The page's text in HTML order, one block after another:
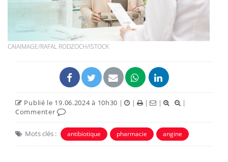
CAIAIMAGE/RAFAL RODZOCH/ISTOCK
Publié le 19.06.2024 à 10h30 | | | |
|
Commenter
Mots clés : antibiotique pharmacie angine